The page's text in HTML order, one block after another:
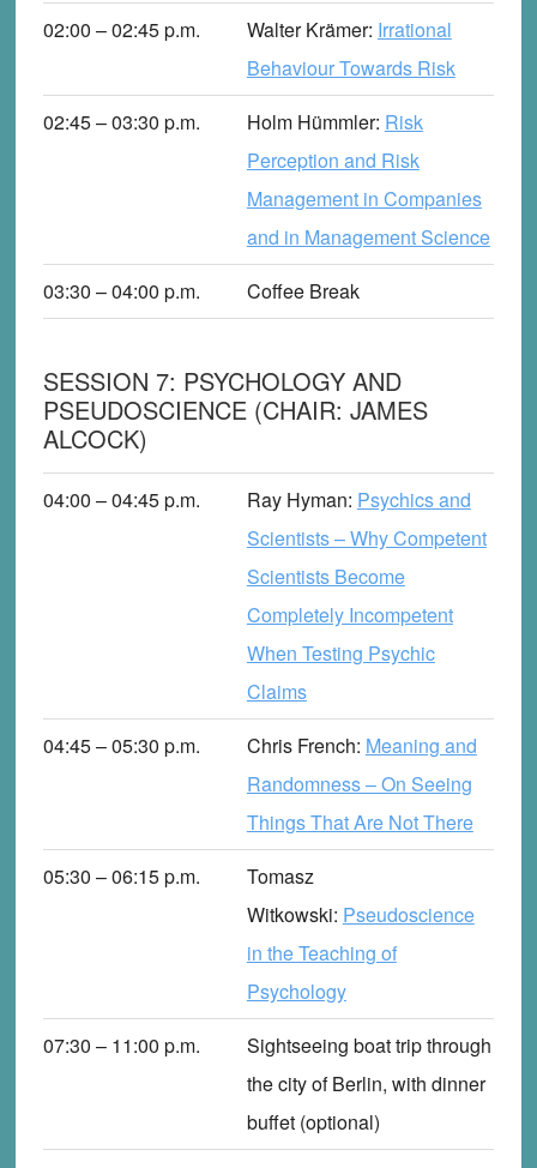
02:00 – 02:45p.m. Walter Krämer: Irrational
Behaviour Towards Risk
02:45 – 03:30 p.m. Holm Hümmler: Risk
Perception and Risk
Management in Companies
and in Management Science
03:30 – 04:00 p.m. Coffee Break
SESSION 7: PSYCHOLOGY AND
PSEUDOSCIENCE (CHAIR: JAMES
ALCOCK)
04:00 – 04:45p.m. Ray Hyman: Psychics and
Scientists – Why Competent
Scientists Become
Completely Incompetent
When Testing Psychic
Claims
04:45 – 05:30 p.m. Chris French: Meaning and
Randomness – On Seeing
Things That Are Not There
05:30 – 06:15p.m.
Tomasz
Witkowski: Pseudoscience
in the Teaching of
Psychology
07:30 – 11:00 p.m.
Sightseeing boat trip through
the city of Berlin, with dinner
buffet (optional)